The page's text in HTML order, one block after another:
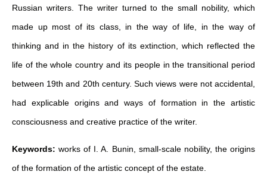
Russian writers. The writer turned to the small nobility, which
made up most of its class, in the way of life, in the way of
thinking and in the history of its extinction, which reflected the
life of the whole country and its people in the transitional period
between 19th and 20th century. Such views were not accidental,
had explicable origins and ways of formation in the artistic
consciousness and creative practice of the writer.
Keywords: works of I. A. Bunin, small-scale nobility, the origins
of the formation of the artistic concept of the estate.